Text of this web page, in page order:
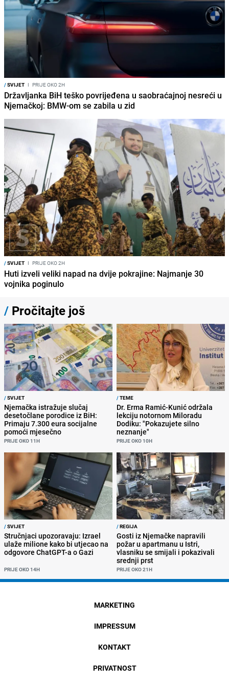
/SVIJET I PRIJE OKO 2H
Državljanka BiH teško povrijeđena u saobraćajnoj nesreći u
Njemačkoj: BMW-om se zabila u zid
/SVIJET I PRIJE OKO 2H
Huti izveli veliki napad na dvije pokrajine: Najmanje 30
vojnika poginulo
/ Pročitajte još
/SVIJET
Njemačka istražuje slučaj
desetočlane porodice iz BiH:
Primaju 7.300 eura socijalne
pomoći mjesečno
PRIJE OKO 11H
/TEME
Dr. Erma Ramić-Kunić održala
lekciju notornom Miloradu
Dodiku: "Pokazujete silno
neznanje"
PRIJE OKO 10H
/SVIJET
Stručnjaci upozoravaju: Izrael
ulaže milione kako bi utjecao na
odgovore ChatGPT-a o Gazi
PRIJE OKO 14H
/REGIJA
Gosti iz Njemačke napravili
požar u apartmanu u Istri,
vlasniku se smijali i pokazivali
srednji prst
PRIJE OKO 21H
MARKETING
IMPRESSUM
KONTAKT
PRIVATNOST